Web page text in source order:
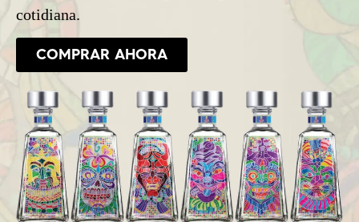
cotidiana.
COMPRAR AHORA